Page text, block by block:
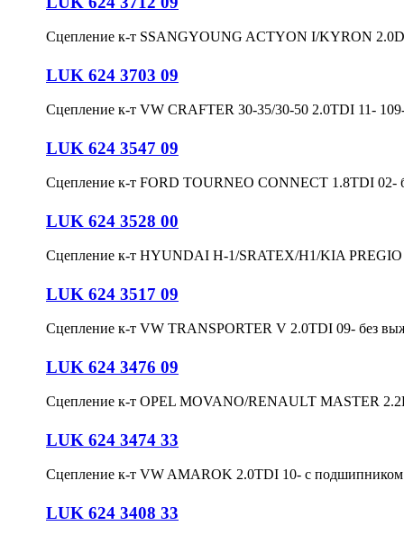
Сцепление к-т SSANGYOUNG ACTYON I/KYRON
LUK 624 3703 09
Сцепление к-т VW CRAFTER 30-35/30-50 2.0TDI 11-
LUK 624 3547 09
Сцепление к-т FORD TOURNEO CONNECT 1.8TDI 02-
LUK 624 3528 00
Сцепление к-т HYUNDAI H-1/SRATEX/H1/KIA PREGIO
LUK 624 3517 09
Сцепление к-т VW TRANSPORTER V 2.0TDI 09- без
LUK 624 3476 09
Сцепление к-т OPEL MOVANO/RENAULT MASTER
LUK 624 3474 33
Сцепление к-т VW AMAROK 2.0TDI 10- с
LUK 624 3408 33